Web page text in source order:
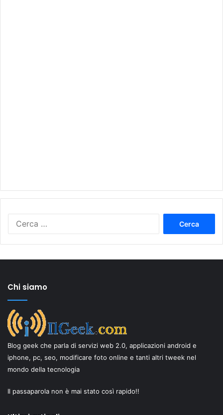
Chi siamo
Blog geek che parla di servizi web 2.0, applicazioni android e
iphone, pc, seo, modificare foto online e tanti altri tweek nel
mondo della tecnologia
Il passaparola non è mai stato così rapido!!